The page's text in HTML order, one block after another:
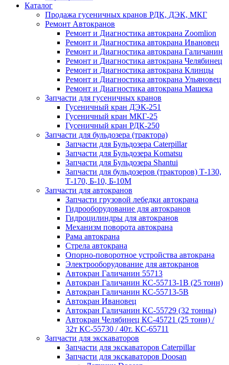
Каталог
Продажа гусеничных кранов РДК, ДЭК, МКГ
Ремонт Автокранов
Ремонт и Диагностика автокрана Zoomlion
Ремонт и Диагностика автокрана Ивановец
Ремонт и Диагностика автокрана Галичанин
Ремонт и Диагностика автокрана Челябинец
Ремонт и Диагностика автокрана Клинцы
Ремонт и Диагностика автокрана Ульяновец
Ремонт и Диагностика автокрана Машека
Запчасти для гусеничных кранов
Гусеничный кран ДЭК-251
Гусеничный кран МКГ-25
Гусеничный кран РДК-250
Запчасти для бульдозера (трактора)
Запчасти для Бульдозера Caterpillar
Запчасти для Бульдозера Komatsu
Запчасти для Бульдозера Shantui
Запчасти для бульдозеров (тракторов) Т-130,
Т-170, Б-10, Б-10М
Запчасти для автокранов
Запчасти грузовой лебедки автокрана
Гидрооборудование для автокранов
Гидроцилиндры для автокранов
Механизм поворота автокрана
Рама автокрана
Стрела автокрана
Опорно-поворотное устройства автокрана
Электрооборудование для автокранов
Автокран Галичанин 55713
Автокран Галичанин КС-55713-1В (25 тонн)
Автокран Галичанин КС-55713-5В
Автокран Ивановец
Автокран Галичанин КС-55729 (32 тонны)
Автокран Челябинец КС-45721 (25 тонн) /
32т КС-55730 / 40т. КС-65711
Запчасти для экскаваторов
Запчасти для экскаваторов Caterpillar
Запчасти для экскаваторов Doosan